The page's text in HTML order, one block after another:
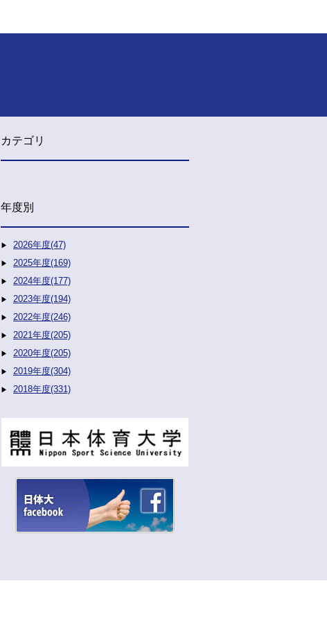
カテゴリ
年度別
2026年度(47)
2025年度(169)
2024年度(177)
2023年度(194)
2022年度(246)
2021年度(205)
2020年度(205)
2019年度(304)
2018年度(331)